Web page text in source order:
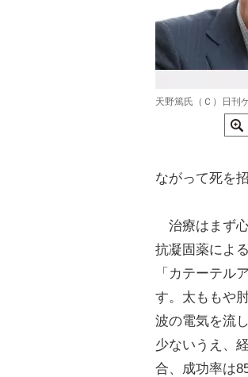
天野篤氏（Ｃ）日刊
ながって死を
治療はまず
抗凝固薬によ
「カテーテル
す。太ももや
波の電気を流
少ないうえ、
合、成功率は